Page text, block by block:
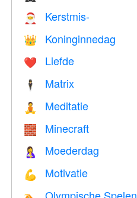
🎅 Kerstmis-
👑 Koninginnedag
❤️️ Liefde
🕴️ Matrix
🧘 Meditatie
🧱 Minecraft
🤱 Moederdag
💪 Motivatie